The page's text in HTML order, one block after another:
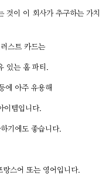
것이 이 회사가 추구하는 가치
스트 카드는
있는 홈 파티.
에 아주 유용해
이템입니다.
기에도 좋습니다.
스어 또는 영어입니다.